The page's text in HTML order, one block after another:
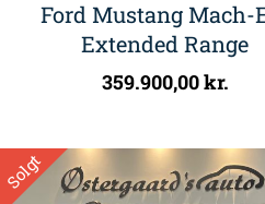
Ford Mustang Mach-
Extended Range
359.900,00kr.
Solgt